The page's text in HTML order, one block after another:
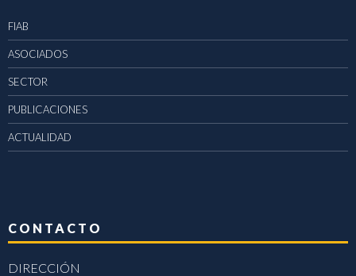
FIAB
ASOCIADOS
SECTOR
PUBLICACIONES
ACTUALIDAD
CONTACTO
DIRECCIÓN